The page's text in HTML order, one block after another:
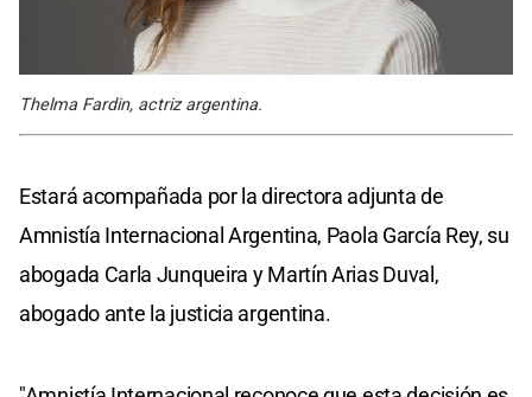
Thelma Fardin, actriz argentina.
Estará acompañada por la directora adjunta de
Amnistía Internacional Argentina, Paola García Rey, su
abogada Carla Junqueira y Martín Arias Duval,
abogado ante la justicia argentina.